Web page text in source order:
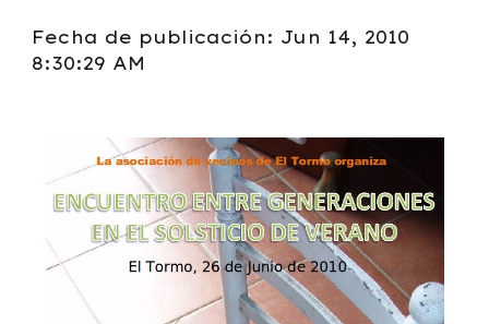
Fecha de publicación: Jun 14, 2010
8:30:29 AM